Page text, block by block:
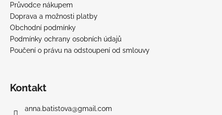
Průvodce nákupem
Doprava a možnosti platby
Obchodní podmínky
Podmínky ochrany osobních údajů
Poučení o právu na odstoupení od smlouvy
Kontakt
anna.batistova@gmail.com